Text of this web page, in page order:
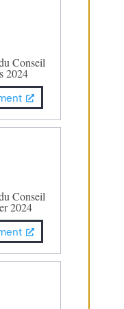
Conseil
2024
Conseil
2024